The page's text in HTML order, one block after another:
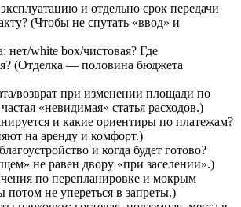
и отдельно срок передачи
(Чтобы не спутать «ввод» и
нет/white box/чистовая? Где
(Отделка — половина бюджета
возврат при изменении площади по
«невидимая» статья расходов.)
и какие ориентиры по платежам?
на аренду и комфорт.)
и когда будет готово?
не равен двору «при заселении».)
по перепланировке и мокрым
потом не упереться в запреты.)